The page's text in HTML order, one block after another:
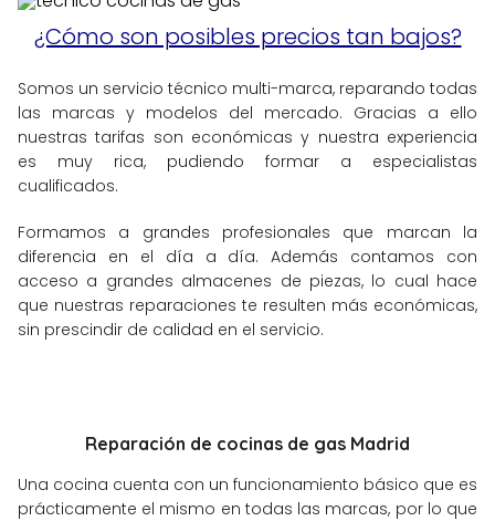
¿Cómo son posibles precios tan bajos?
Somos un servicio técnico multi-marca, reparando todas
las marcas y modelos del mercado. Gracias a ello
nuestras tarifas son económicas y nuestra experiencia
es muy rica, pudiendo formar a especialistas
cualificados.
Formamos a grandes profesionales que marcan la
diferencia en el día a día. Además contamos con
acceso a grandes almacenes de piezas, lo cual hace
que nuestras reparaciones te resulten más económicas,
sin prescindir de calidad en el servicio.
Reparación de cocinas de gas Madrid
Una cocina cuenta con un funcionamiento básico que es
prácticamente el mismo en todas las marcas, por lo que